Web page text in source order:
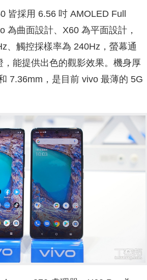
皆採用 6.56 吋 AMOLED Full
為曲面設計、X60 為平面設計，
、觸控採樣率為 240Hz，螢幕通
，能提供出色的觀影效果。機身厚
7.36mm，是目前 vivo 最薄的 5G